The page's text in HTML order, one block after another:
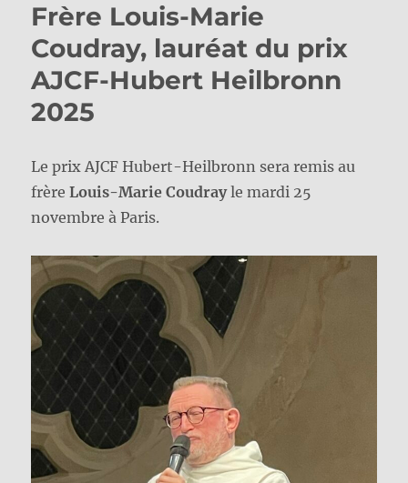
Frère Louis-Marie
Coudray, lauréat du prix
AJCF-Hubert Heilbronn
2025
Le prix AJCF Hubert-Heilbronn sera remis au
frèreLouis-Marie Coudrayle mardi 25
novembre à Paris.